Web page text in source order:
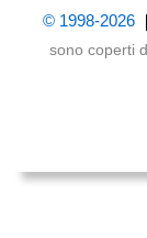
© 1998-2026
sono coperti